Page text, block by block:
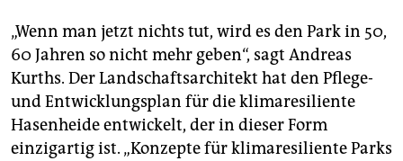
„Wenn man jetzt nichts tut, wird es den Park in 50,
60 Jahren so nicht mehr geben“, sagt Andreas
Kurths. Der Landschaftsarchitekt hat den Pflege-
und Entwicklungsplan für die klimaresiliente
Hasenheide entwickelt, der in dieser Form
einzigartig ist. „Konzepte für klimaresiliente Parks